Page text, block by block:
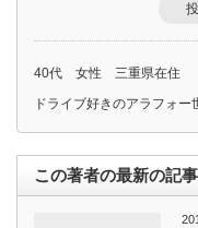
40代 女性 三重県在住
ドライブ好きのアラフォー
この著者の最新の記事